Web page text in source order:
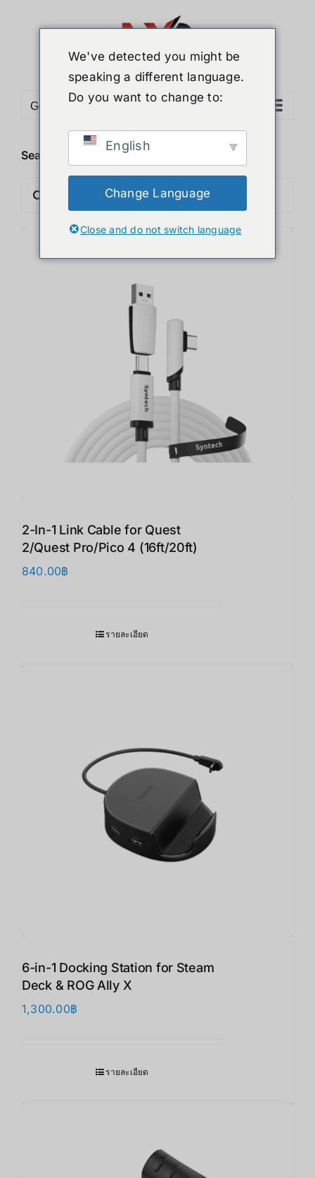
Go to...
Search products
2-In-1 Link Cable for Quest
2/Quest Pro/Pico 4 (16ft/20ft)
840.00฿
รายละเอียด
6-in-1 Docking Station for Steam
Deck & ROG Ally X
1,300.00฿
รายละเอียด
We've detected you might be
speaking a different language.
Do you want to change to:
English
Change Language
Close and do not switch language